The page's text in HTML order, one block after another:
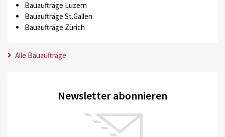
Bauaufträge Luzern
Bauaufträge St.Gallen
Bauaufträge Zürich
Alle Bauaufträge
Newsletter abonnieren